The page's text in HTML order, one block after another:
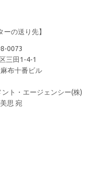
ーの送り先】
0073
三田1-4-1
布十番ビル
ト・エージェンシー(株)
思 宛